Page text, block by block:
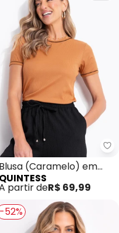
- Blusa (Terracota)
Blusa (Caramelo) em
Ribana Canelada
QUINTESS
partir deR$ 69,99
-52%